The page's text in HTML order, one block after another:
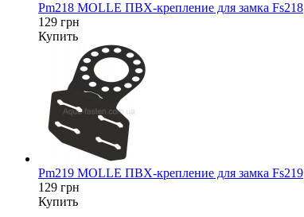
Pm218 MOLLE ПВХ-крепление для замка Fs218
129 грн
Купить
Pm219 MOLLE ПВХ-крепление для замка Fs219
129 грн
Купить